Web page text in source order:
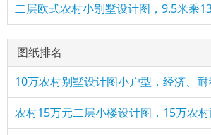
图纸排名
10万农村别墅设计图小户型，经济、
农村15万元二层小楼设计图，15万农